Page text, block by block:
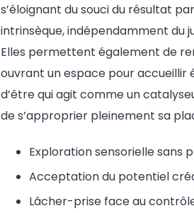
s’éloignant du souci du résultat
intrinsèque, indépendamment du
Elles permettent également de
ouvrant un espace pour accueillir
d’être qui agit comme un
de s’approprier pleinement sa
Exploration sensorielle sans
Acceptation du potentiel
Lâcher-prise face au